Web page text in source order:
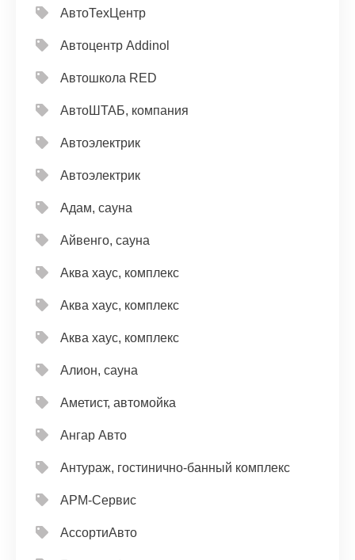
АвтоТехЦентр
Автоцентр Addinol
Автошкола RED
АвтоШТАБ, компания
Автоэлектрик
Автоэлектрик
Адам, сауна
Айвенго, сауна
Аква хаус, комплекс
Аква хаус, комплекс
Аква хаус, комплекс
Алион, сауна
Аметист, автомойка
Ангар Авто
Антураж, гостинично-банный комплекс
АРМ-Сервис
АссортиАвто